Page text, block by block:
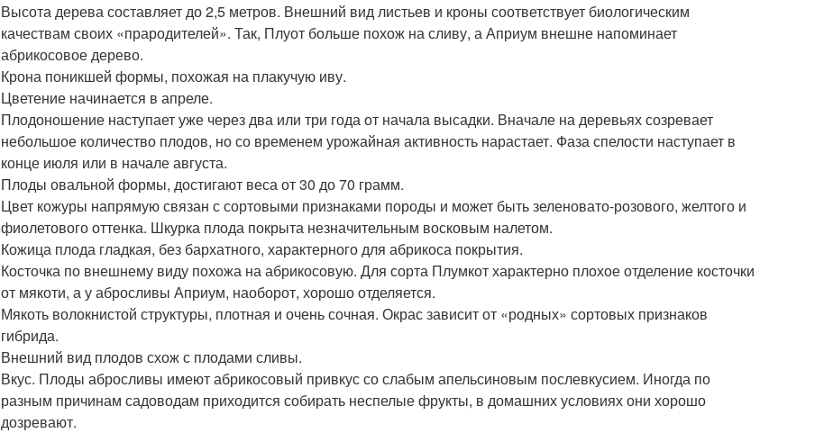
Высота дерева составляет до 2,5 метров. Внешний вид листьев и кроны соответствует биологическим
качествам своих «прародителей». Так, Плуот больше похож на сливу, а Априум внешне напоминает
абрикосовое дерево.
Крона поникшей формы, похожая на плакучую иву.
Цветение начинается в апреле.
Плодоношение наступает уже через два или три года от начала высадки. Вначале на деревьях созревает
небольшое количество плодов, но со временем урожайная активность нарастает. Фаза спелости наступает в
конце июля или в начале августа.
Плоды овальной формы, достигают веса от 30 до 70 грамм.
Цвет кожуры напрямую связан с сортовыми признаками породы и может быть зеленовато-розового, желтого и
фиолетового оттенка. Шкурка плода покрыта незначительным восковым налетом.
Кожица плода гладкая, без бархатного, характерного для абрикоса покрытия.
Косточка по внешнему виду похожа на абрикосовую. Для сорта Плумкот характерно плохое отделение косточки
от мякоти, а у абросливы Априум, наоборот, хорошо отделяется.
Мякоть волокнистой структуры, плотная и очень сочная. Окрас зависит от «родных» сортовых признаков
гибрида.
Внешний вид плодов схож с плодами сливы.
Вкус. Плоды абросливы имеют абрикосовый привкус со слабым апельсиновым послевкусием. Иногда по
разным причинам садоводам приходится собирать неспелые фрукты, в домашних условиях они хорошо
дозревают.